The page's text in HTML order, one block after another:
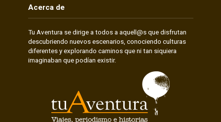
Acerca de
Tu Aventura se dirige a todos a aquell@s que disfrutan
descubriendo nuevos escenarios, conociendo culturas
diferentes y explorando caminos que ni tan siquiera
imaginaban que podían existir.